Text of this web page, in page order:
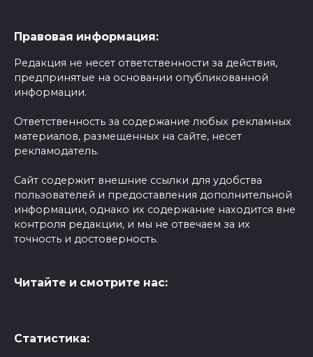
Правовая информация:
Редакция не несет ответственности за действия,
предпринятые на основании опубликованной
информации.
Ответственность за содержание любых рекламных
материалов, размещенных на сайте, несет
рекламодатель.
Сайт содержит внешние ссылки для удобства
пользователей и предоставления дополнительной
информации, однако их содержание находится вне
контроля редакции, и мы не отвечаем за их
точность и достоверность.
Читайте и смотрите нас:
Статистика: